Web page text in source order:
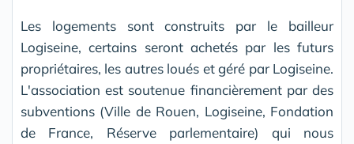
Les logements sont construits par le bailleur
Logiseine, certains seront achetés par les futurs
propriétaires, les autres loués et géré par Logiseine.
L'association est soutenue financièrement par des
subventions (Ville de Rouen, Logiseine, Fondation
de France, Réserve parlementaire) qui nous